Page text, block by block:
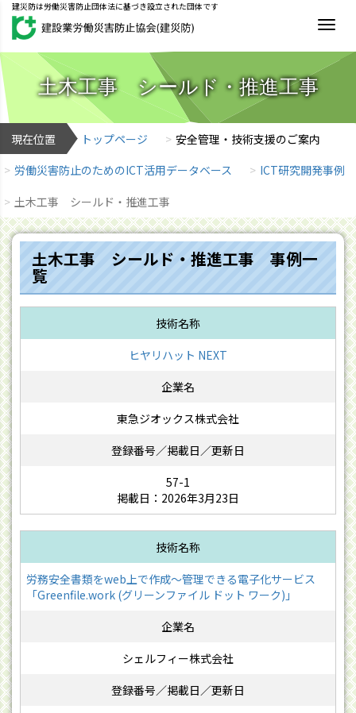
建災防は労働災害防止団体法に基づき設立された団体です
土木工事 シールド・推進工事
現在位置 トップページ
安全管理・技術支援のご案内
労働災害防止のためのICT活用データベース
ICT研究開発事例
土木工事 シールド・推進工事
土木工事 シールド・推進工事 事例一
覧
ヒヤリハット NEXT
東急ジオックス株式会社
57-1
掲載日：2026年3月23日
労務安全書類をweb上で作成〜管理できる電子化サービス
「Greenfile.work (グリーンファイル ドット ワーク)」
シェルフィー株式会社